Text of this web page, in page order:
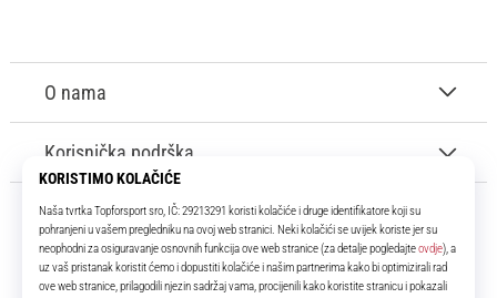
11teamsports.hr
Tvoj smo pouzdani suigrač već više od 16 godina! Cijelo to vrijeme
O nama
Korisnička podrška